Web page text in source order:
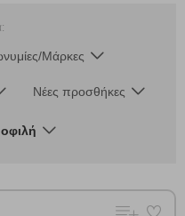
Μάρκες
Νέες προσθήκες